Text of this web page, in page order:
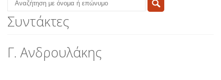
Συντάκτες
Γ. Ανδρουλάκης